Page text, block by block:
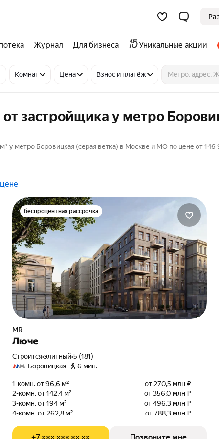
Журнал Для бизнеса Уникальные акции
Комнат Цена Взнос и платёж
застройщика у метро
у метро Боровицкая (серая ветка) в Москве и МО по цене от
беспроцентная рассрочка
MR
Люче
Строится•элитный•5 (181)
Боровицкая
6 мин.
1-комн. от 96,6 м²
от 270,5 млн ₽
2-комн. от 142,4 м²
от 356,0 млн ₽
3-комн. от 194 м²
от 496,3 млн ₽
4-комн. от 262,8 м²
от 788,3 млн ₽